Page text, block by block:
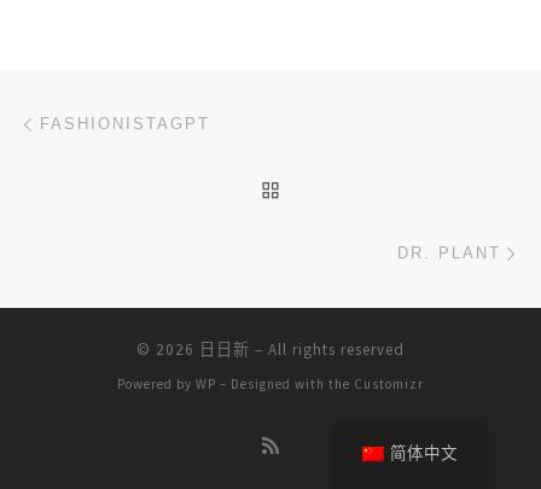
文章导航
FASHIONISTAGPT
DR. PLANT
© 2026 日日新 – All rights reserved
Powered by WP – Designed with the Customizr
简体中文